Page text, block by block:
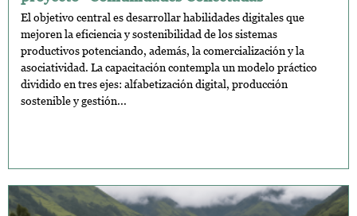
El objetivo central es desarrollar habilidades digitales que
mejoren la eficiencia y sostenibilidad de los sistemas
productivos potenciando, además, la comercialización y la
asociatividad. La capacitación contempla un modelo práctico
dividido en tres ejes: alfabetización digital, producción
sostenible y gestión...